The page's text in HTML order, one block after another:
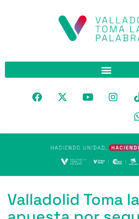
Valladolid Toma